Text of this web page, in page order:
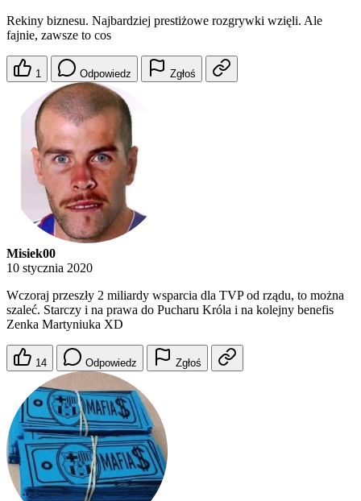
Rekiny biznesu. Najbardziej prestiżowe rozgrywki wzięli. Ale
fajnie, zawsze to cos
1 Odpowiedz Zgłoś
Misiek00
10 stycznia 2020
Wczoraj przeszły 2 miliardy wsparcia dla TVP od rządu, to można
szaleć. Starczy i na prawa do Pucharu Króla i na kolejny benefis
Zenka Martyniuka XD
14 Odpowiedz Zgłoś